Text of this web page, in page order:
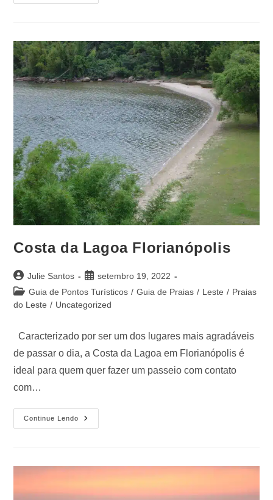
Costa da Lagoa Florianópolis
Julie Santos
setembro 19, 2022
Guia de Pontos Turísticos / Guia de Praias / Leste / Praias
do Leste / Uncategorized
Caracterizado por ser um dos lugares mais agradáveis
de passar o dia, a Costa da Lagoa em Florianópolis é
ideal para quem quer fazer um passeio com contato
com…
Continue Lendo